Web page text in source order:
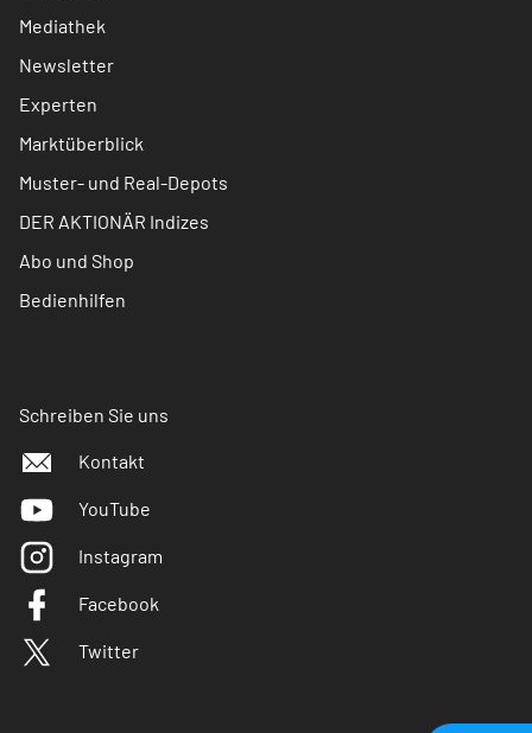
Mediathek
Newsletter
Experten
Marktüberblick
Muster- und Real-Depots
DER AKTIONÄR Indizes
Abo und Shop
Bedienhilfen
Schreiben Sie uns
Kontakt
YouTube
Instagram
Facebook
Twitter